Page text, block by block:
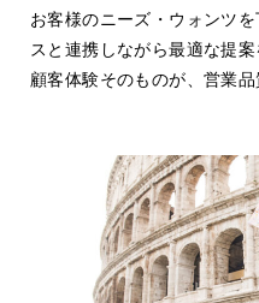
お客様のニーズ・ウォンツ
スと連携しながら最適な提案
顧客体験そのものが、営業品